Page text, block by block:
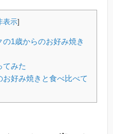
表示]
1歳からのお好み焼き
てみた
好み焼きと食べ比べて